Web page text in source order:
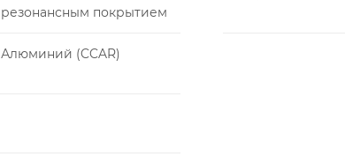
резонансным покрытием
Алюминий (CCAR)